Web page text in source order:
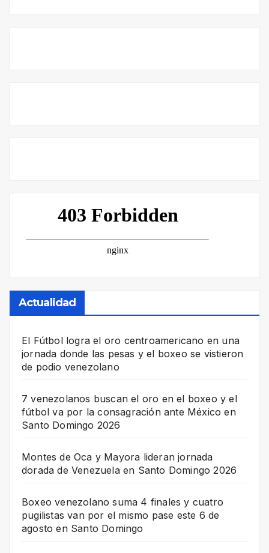
Actualidad
El Fútbol logra el oro centroamericano en una
jornada donde las pesas y el boxeo se vistieron
de podio venezolano
7 venezolanos buscan el oro en el boxeo y el
fútbol va por la consagración ante México en
Santo Domingo 2026
Montes de Oca y Mayora lideran jornada
dorada de Venezuela en Santo Domingo 2026
Boxeo venezolano suma 4 finales y cuatro
pugilistas van por el mismo pase este 6 de
agosto en Santo Domingo